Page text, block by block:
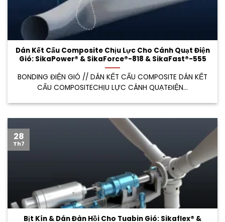
Dán Kết Cấu Composite Chịu Lực Cho Cánh Quạt Điện
Gió: SikaPower® & SikaForce®-818 & SikaFast®-555
BONDING ĐIỆN GIÓ // DÁN KẾT CẤU COMPOSITE DÁN KẾT
CẤU COMPOSITECHỊU LỰC CÁNH QUẠTĐIỆN...
Bịt Kín & Dán Đàn Hồi Cho Tuabin Gió: Sikaflex® &
28
Th7